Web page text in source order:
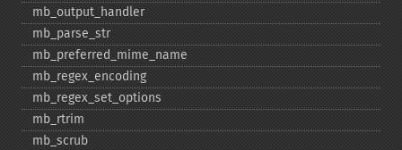
mb_​output_​handler
mb_​parse_​str
mb_​preferred_​mime_​name
mb_​regex_​encoding
mb_​regex_​set_​options
mb_​rtrim
mb_​scrub